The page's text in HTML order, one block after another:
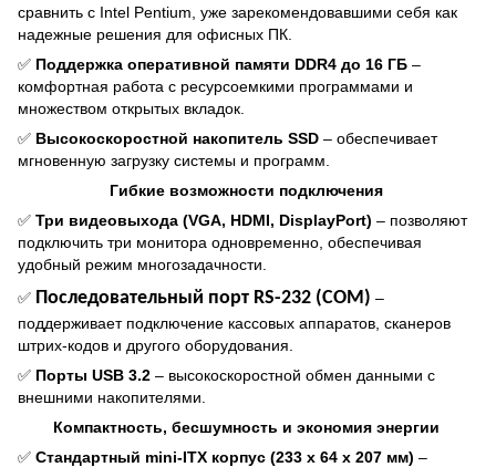
сравнить с Intel Pentium, уже зарекомендовавшими себя как
надежные решения для офисных ПК.
✅ Поддержка оперативной памяти DDR4 до 16 ГБ –
комфортная работа с ресурсоемкими программами и
множеством открытых вкладок.
✅ Высокоскоростной накопитель SSD – обеспечивает
мгновенную загрузку системы и программ.
Гибкие возможности подключения
✅ Три видеовыхода (VGA, HDMI, DisplayPort) – позволяют
подключить три монитора одновременно, обеспечивая
удобный режим многозадачности.
✅ Последовательный порт RS-232 (COM) –
поддерживает подключение кассовых аппаратов, сканеров
штрих-кодов и другого оборудования.
✅ Порты USB 3.2 – высокоскоростной обмен данными с
внешними накопителями.
Компактность, бесшумность и экономия энергии
✅ Стандартный mini-ITX корпус (233 х 64 х 207 мм) –